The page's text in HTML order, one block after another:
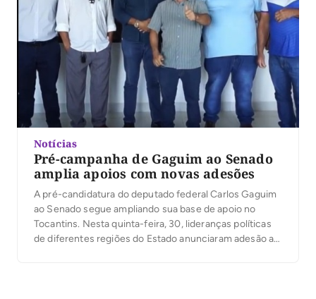
Notícias
Pré-campanha de Gaguim ao Senado
amplia apoios com novas adesões
A pré-candidatura do deputado federal Carlos Gaguim
ao Senado segue ampliando sua base de apoio no
Tocantins. Nesta quinta-feira, 30, lideranças políticas
de diferentes regiões do Estado anunciaram adesão ao